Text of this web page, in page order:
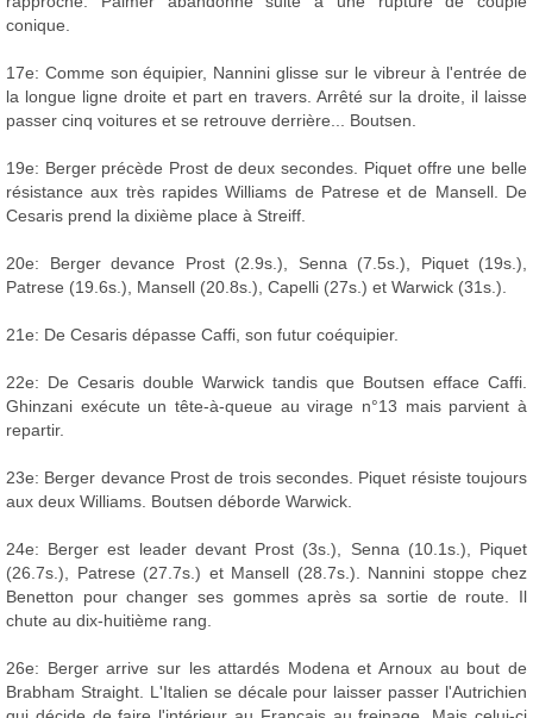
conique.
17e: Comme son équipier, Nannini glisse sur le vibreur à l'entrée de
la longue ligne droite et part en travers. Arrêté sur la droite, il laisse
passer cinq voitures et se retrouve derrière... Boutsen.
19e: Berger précède Prost de deux secondes. Piquet offre une belle
résistance aux très rapides Williams de Patrese et de Mansell. De
Cesaris prend la dixième place à Streiff.
20e: Berger devance Prost (2.9s.), Senna (7.5s.), Piquet (19s.),
Patrese (19.6s.), Mansell (20.8s.), Capelli (27s.) et Warwick (31s.).
21e: De Cesaris dépasse Caffi, son futur coéquipier.
22e: De Cesaris double Warwick tandis que Boutsen efface Caffi.
Ghinzani exécute un tête-à-queue au virage n°13 mais parvient à
repartir.
23e: Berger devance Prost de trois secondes. Piquet résiste toujours
aux deux Williams. Boutsen déborde Warwick.
24e: Berger est leader devant Prost (3s.), Senna (10.1s.), Piquet
(26.7s.), Patrese (27.7s.) et Mansell (28.7s.). Nannini stoppe chez
Benetton pour changer ses gommes après sa sortie de route. Il
chute au dix-huitième rang.
26e: Berger arrive sur les attardés Modena et Arnoux au bout de
Brabham Straight. L'Italien se décale pour laisser passer l'Autrichien